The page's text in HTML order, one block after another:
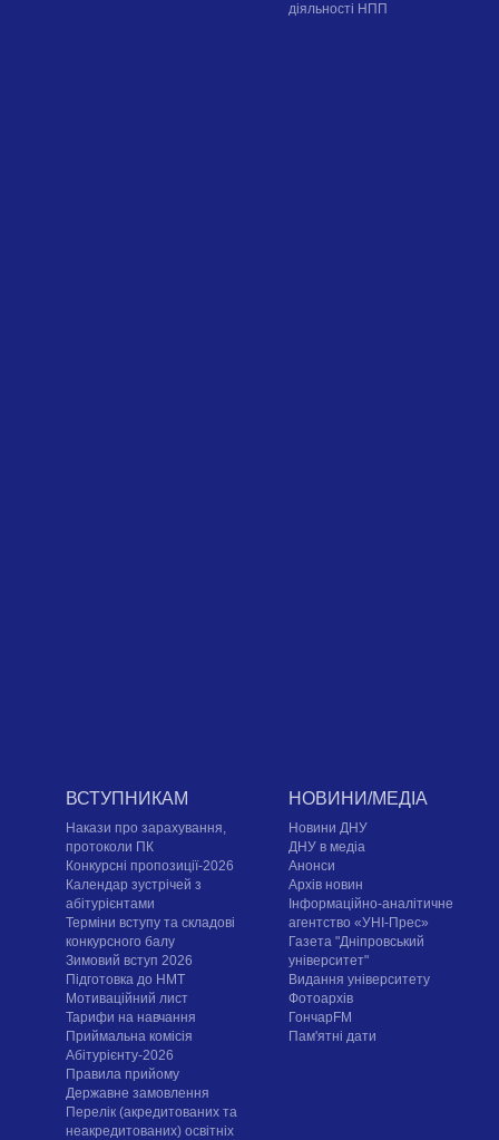
діяльності НПП
ВСТУПНИКАМ
Накази про зарахування,
протоколи ПК
Конкурсні пропозиції-2026
Календар зустрічей з
абітурієнтами
Терміни вступу та складові
конкурсного балу
Зимовий вступ 2026
Підготовка до НМТ
Мотиваційний лист
Тарифи на навчання
Приймальна комісія
Абітурієнту-2026
Правила прийому
Державне замовлення
Перелік (акредитованих та
неакредитованих) освітніх
НОВИНИ/МЕДІА
Новини ДНУ
ДНУ в медіа
Анонси
Архів новин
Інформаційно-аналітичне
агентство «УНІ-Прес»
Газета "Дніпровський
університет"
Видання університету
Фотоархів
ГончарFM
Пам'ятні дати